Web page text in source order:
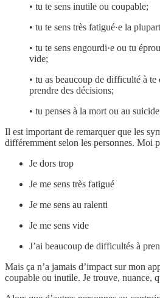
• tu te sens inutile ou coupable;
• tu te sens très fatigué·e la
• tu te sens engourdi·e ou tu
vide;
• tu as beaucoup de difficulté à te
prendre des décisions;
• tu penses à la mort ou au
Il est important de remarquer que les
différemment selon les personnes. Moi
Je dors trop
Je me sens très fatigué
Je me sens au ralenti
Je me sens vide
J’ai beaucoup de difficultés à
Mais ça n’a jamais d’impact sur mon
coupable ou inutile. Je trouve, nuance,